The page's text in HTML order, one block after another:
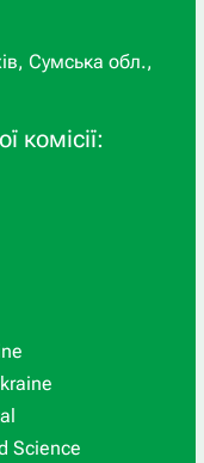
Сумська обл.,
комісії:
Science